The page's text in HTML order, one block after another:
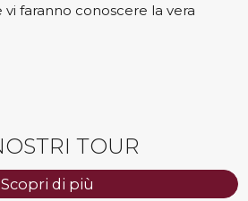
vi faranno conoscere la vera
TOUR
Scopri di più